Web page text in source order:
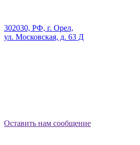
302030, РФ, г. Орел,
ул. Московская, д. 63 Д
Оставить нам сообщение